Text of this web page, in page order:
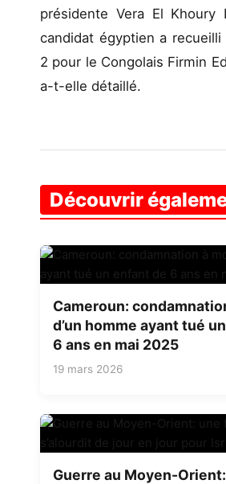
présidente Vera El Khoury
candidat égyptien a
2 pour le Congolais Firmin
a-t-elle détaillé.
Découvrir
Cameroun:
d’un homme ayant tué
6 ans en mai 2025
19 mars 2026
Guerre au Moyen-